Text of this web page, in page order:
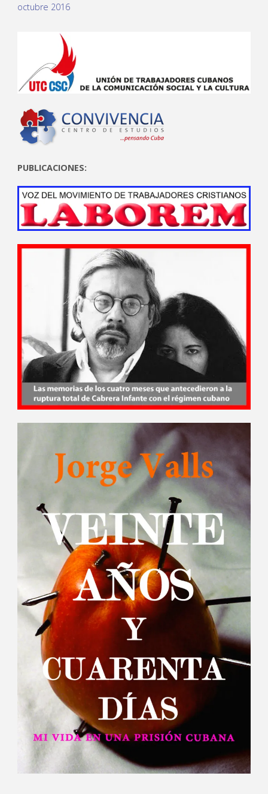
octubre 2016
PUBLICACIONES: